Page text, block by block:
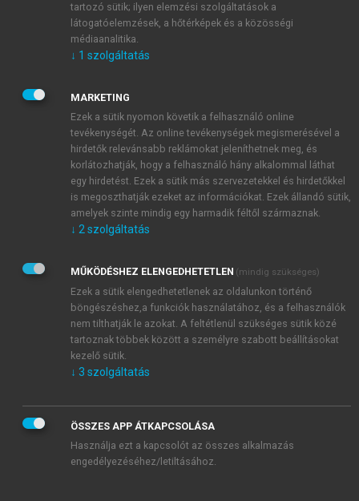
JELSZÓ
JELSZÓ ÚJRA
Kérek értesítést a MeRSZ újdonságairól, akcióiról.
Kérek értesítést az Akadémiai Kiadó Zrt. újdonságairól,
Adatkezelési tájékoztatóbanfoglaltakat tudomásul
veszem és elfogadom.
Általános vásárlási feltételeket, valamint a szotar.netés a
mersz.huoldalak licencszerződéseiben foglaltakat
tudomásul veszem és elfogadom.
KIPRÓBÁLOM
tartozó sütik; ilyen elemzési szolgáltatások a
látogatóelemzések, a hőtérképek és a közösségi
médiaanalitika.
↓ 1 szolgáltatás
MARKETING
Ezek a sütik nyomon követik a felhasználó online
tevékenységét. Az online tevékenységek megismerésével a
hirdetők relevánsabb reklámokat jeleníthetnek meg, és
korlátozhatják, hogy a felhasználó hány alkalommal láthat
egy hirdetést. Ezek a sütik más szervezetekkel és hirdetőkkel
is megoszthatják ezeket az információkat. Ezek állandó sütik,
amelyek szinte mindig egy harmadik féltől származnak.
↓ 2 szolgáltatás
MŰKÖDÉSHEZ ELENGEDHETETLEN (mindig szükséges)
Ezek a sütik elengedhetetlenek az oldalunkon történő
böngészéshez,a funkciók használatához, és a felhasználók
nem tilthatják le azokat. A feltétlenül szükséges sütik közé
tartoznak többek között a személyre szabott beállításokat
kezelő sütik.
↓ 3 szolgáltatás
ÖSSZES APP ÁTKAPCSOLÁSA
Használja ezt a kapcsolót az összes alkalmazás
engedélyezéséhez/letiltásához.